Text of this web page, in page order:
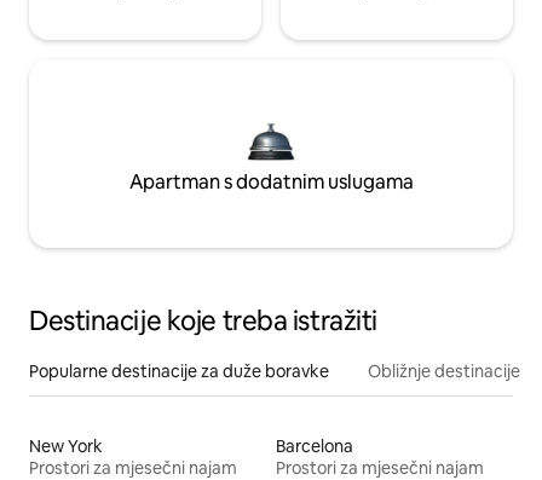
Apartman s dodatnim uslugama
Destinacije koje treba istražiti
Popularne destinacije za duže boravke Obližnje destinacije
New York
Prostori za mjesečni najam
Barcelona
Prostori za mjesečni najam